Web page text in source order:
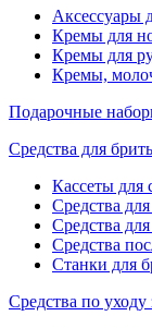
Аксессуары
Кремы для
Кремы для
Кремы,
Подарочные
Средства для
Кассеты для
Средства
Средства
Средства
Станки для
Средства по уходу